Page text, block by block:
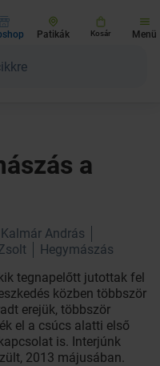
Patikák Kosár Menü
a
András
Hegymászás
tegnapelőtt jutottak fel
közben többször
erejük, többször
el a csúcs alatti első
is. Interjúnk
2013 májusában.